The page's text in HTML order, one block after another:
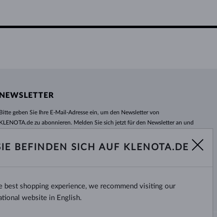
geben Sie Ihre E-Mail-Adresse ein, um den Newsletter von
zu abonnieren. Melden Sie sich jetzt für den Newsletter an und
Sonderangebot mehr!
ich möchte interessanteNeuigkeiten per E-Mail erhalten.
BEFINDEN SICH AUF KLENOTA.DE
best shopping experience, we recommend visiting our
website in English.